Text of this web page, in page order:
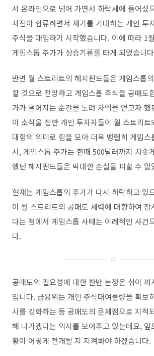
서 온라인으로 넘어 가면서 하락세에 들어섰
사진이 합류하면서 재기를 기대하는 개인 투
주식을 매입하기 시작했습니다. 이에 따라 1월
게임스톱 주가가 상승기류를 타게 되었습니다
반면 월 스트리트의 헤지펀드들은 게임스톱
할 것으로 전망하고 게임스톱 주식을 공매도
가가 떨어지는 순간을 노려 차익을 얻고자 했
이 소식을 접한 개인 투자자들이 월 스트리
대항의 의미로 힘을 모아 더욱 맹렬히 게임스
서, 게임스톱 주가는 한때 500달러까지 치솟
했던 헤지펀드들은 막대한 손실을 피할 수 없
현재는 게임스톱의 주가가 다시 하락하고 있
이 월 스트리트의 공매도 세력에 대항하여
다는 점에서 게임스톱 사태는 이례적인 사건
다.
공매도의 필요성에 대한 찬반 논쟁은 쉬이 꺼
입니다. 금융위는 개인 주식대여물량을 확보
시를 강화하는 등 공매도의 문제점으로 지적
해 나가겠다는 의지를 보여주고 있는데요, 앞
황이 어떻게 전개될 지 지켜봐야 하겠습니다.